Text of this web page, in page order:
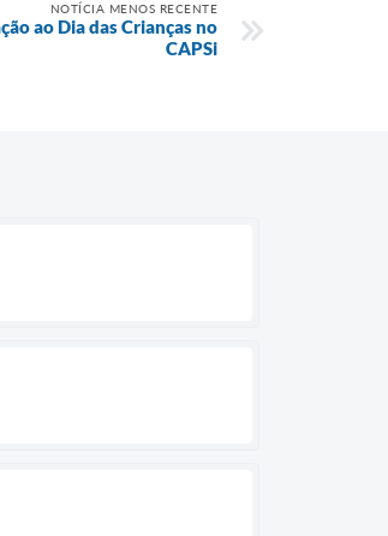
NOTÍCIA MENOS RECENTE
ao Dia das Crianças no
CAPSi